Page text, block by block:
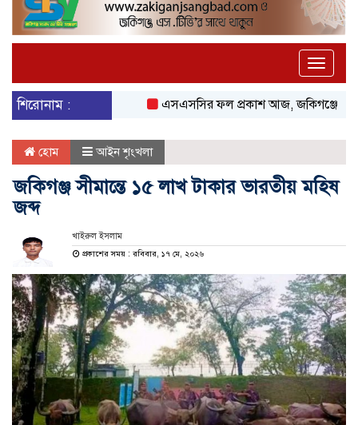
Toggle
শিরোনাম :
এসএসসির ফল প্রকাশ আজ, জকিগঞ্জে ২৩ শতাধিক
হোম আইন শৃংখলা
জকিগঞ্জ সীমান্তে ১৫ লাখ টাকার ভারতীয় মহিষ
জব্দ
খাইরুল ইসলাম
প্রকাশের সময় : রবিবার, ১৭ মে, ২০২৬